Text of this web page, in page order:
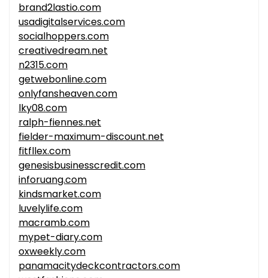
brand2lastio.com
usadigitalservices.com
socialhoppers.com
creativedream.net
n2315.com
getwebonline.com
onlyfansheaven.com
lky08.com
ralph-fiennes.net
fielder-maximum-discount.net
fitfllex.com
genesisbusinesscredit.com
inforuang.com
kindsmarket.com
luvelylife.com
macramb.com
mypet-diary.com
oxweekly.com
panamacitydeckcontractors.com